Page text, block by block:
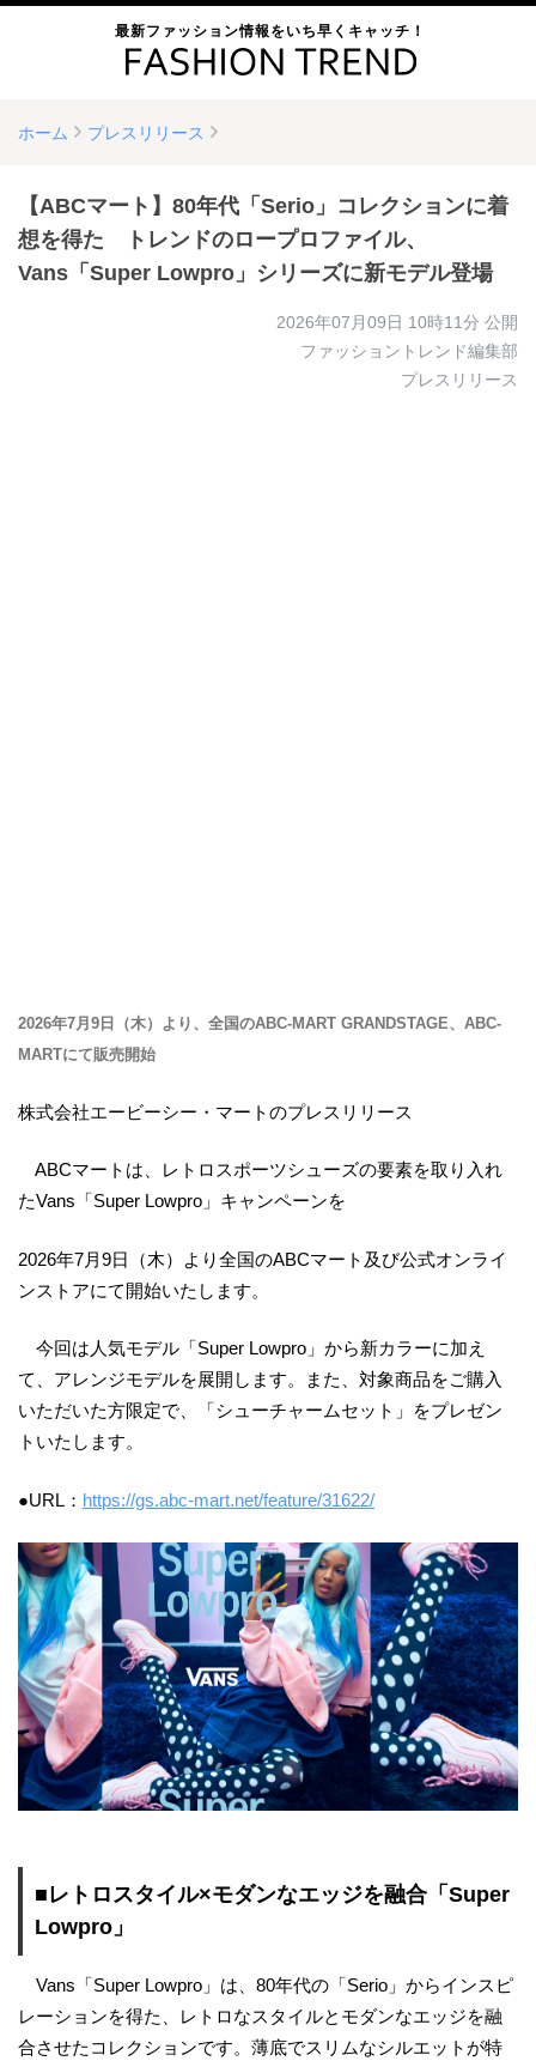
最新ファッション情報をいち早くキャッチ！
ホーム プレスリリース
【ABCマート】80年代「Serio」コレクションに着
想を得た トレンドのロープロファイル、
Vans「Super Lowpro」シリーズに新モデル登場
2026年07月09日 10時11分 公開
ファッショントレンド編集部
プレスリリース
2026年7月9日（木）より、全国のABC-MART GRANDSTAGE、ABC-
MARTにて販売開始
株式会社エービーシー・マートのプレスリリース
ABCマートは、レトロスポーツシューズの要素を取り入れ
たVans「Super Lowpro」キャンペーンを
2026年7月9日（木）より全国のABCマート及び公式オンライ
ンストアにて開始いたします。
今回は人気モデル「Super Lowpro」から新カラーに加え
て、アレンジモデルを展開します。また、対象商品をご購入
いただいた方限定で、「シューチャームセット」をプレゼン
トいたします。
●URL： https://gs.abc-mart.net/feature/31622/
■レトロスタイル×モダンなエッジを融合「Super
Lowpro」
Vans「Super Lowpro」は、80年代の「Serio」からインスピ
レーションを得た、レトロなスタイルとモダンなエッジを融
合させたコレクションです。薄底でスリムなシルエットが特